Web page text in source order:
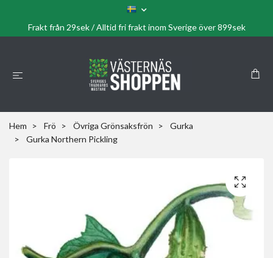
Frakt från 29sek / Alltid fri frakt inom Sverige över 899sek
Hem Frö Övriga Grönsaksfrön
Gurka
Gurka Northern Pickling